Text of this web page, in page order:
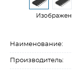
Наименование:
Производитель: